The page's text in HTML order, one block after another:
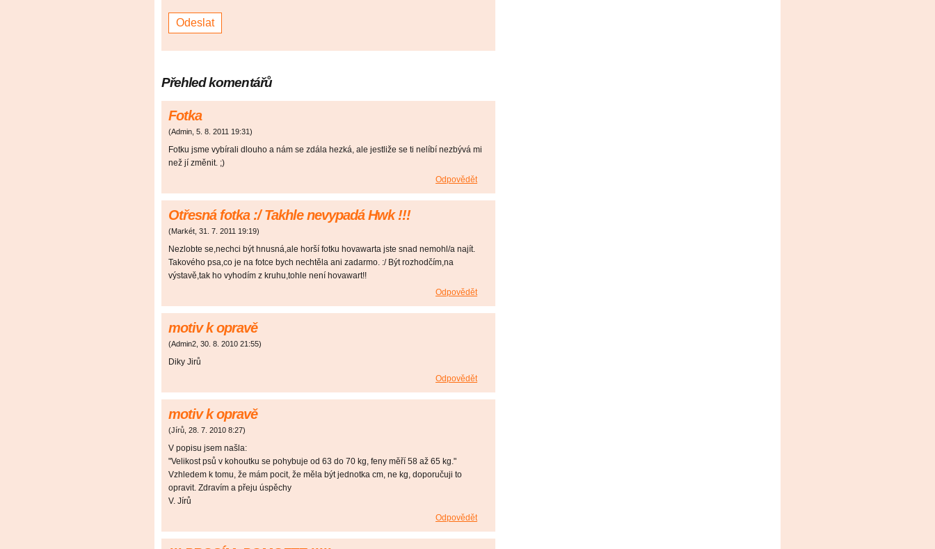
Přehled komentářů
Fotka
(Admin 5. 8. 2011 19:31)
Fotku jsme vybírali dlouho a nám se zdála hezká, ale jestliže se ti nelíbí nezbývá mi
než jí změnit. ;)
Odpovědět
Otřesná fotka :/ Takhle nevypadá Hwk !!!
(Markét 31. 7. 2011 19:19)
Nezlobte se,nechci být hnusná,ale horší fotku hovawarta jste snad nemohl/a najít.
Takového psa,co je na fotce bych nechtěla ani zadarmo. :/ Být rozhodčím,na
výstavě,tak ho vyhodím z kruhu,tohle není hovawart!!
Odpovědět
motiv k opravě
(Admin2 30. 8. 2010 21:55)
Diky Jirů
Odpovědět
motiv k opravě
(Jírů 28. 7. 2010 8:27)
V popisu jsem našla:
"Velikost psů v kohoutku se pohybuje od 63 do 70 kg, feny měří 58 až 65 kg."
Vzhledem k tomu, že mám pocit, že měla být jednotka cm, ne kg, doporučuji to
opravit. Zdravím a přeju úspěchy
V. Jírů
Odpovědět